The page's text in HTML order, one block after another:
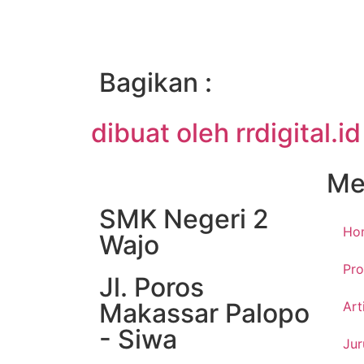
Bagikan :
dibuat oleh rrdigital.id
SMK Negeri 2
Wajo
Jl. Poros
Makassar Palopo
- Siwa